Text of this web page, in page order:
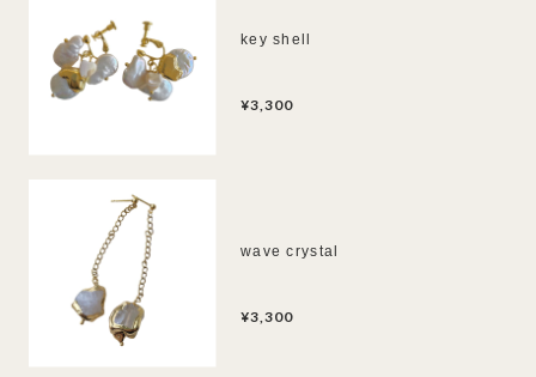
key shell
¥3,300
wave crystal
¥3,300